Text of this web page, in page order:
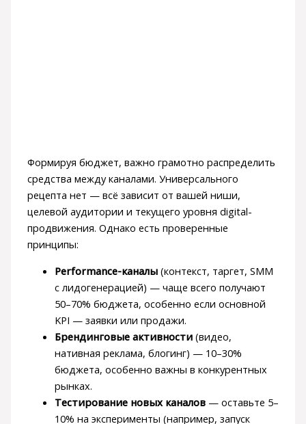
Формируя бюджет, важно грамотно распределить
средства между каналами. Универсального
рецепта нет — всё зависит от вашей ниши,
целевой аудитории и текущего уровня digital-
продвижения. Однако есть проверенные
принципы:
Performance-каналы(контекст, таргет, SMM
с лидогенерацией) — чаще всего получают
50–70% бюджета, особенно если основной
KPI — заявки или продажи.
Брендинговые активности(видео,
нативная реклама, блогинг) — 10–30%
бюджета, особенно важны в конкурентных
рынках.
Тестирование новых каналов— оставьте 5–
10% на эксперименты (например, запуск